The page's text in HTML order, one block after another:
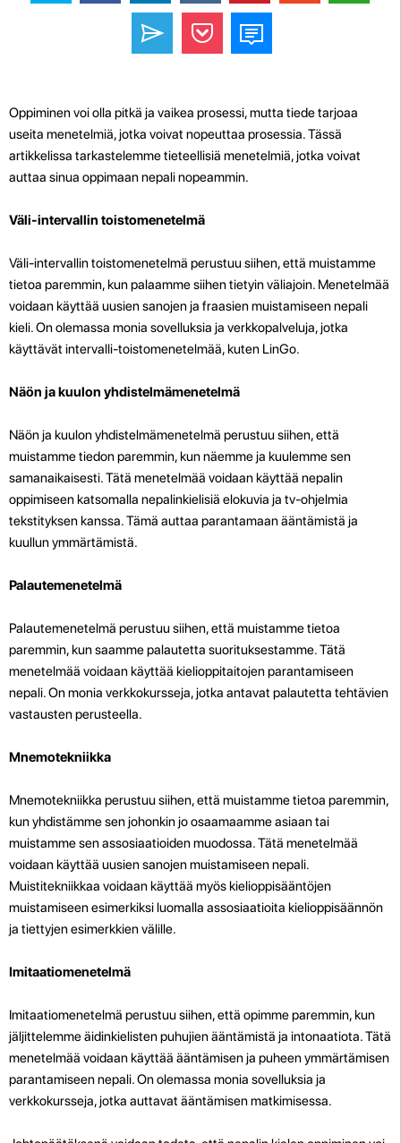
Oppiminen voi olla pitkä ja vaikea prosessi, mutta tiede tarjoaa
useita menetelmiä, jotka voivat nopeuttaa prosessia. Tässä
artikkelissa tarkastelemme tieteellisiä menetelmiä, jotka voivat
auttaa sinua oppimaan nepali nopeammin.
Väli-intervallin toistomenetelmä
Väli-intervallin toistomenetelmä perustuu siihen, että muistamme
tietoa paremmin, kun palaamme siihen tietyin väliajoin. Menetelmää
voidaan käyttää uusien sanojen ja fraasien muistamiseen nepali
kieli. On olemassa monia sovelluksia ja verkkopalveluja, jotka
käyttävät intervalli-toistomenetelmää, kuten LinGo.
Näön ja kuulon yhdistelmämenetelmä
Näön ja kuulon yhdistelmämenetelmä perustuu siihen, että
muistamme tiedon paremmin, kun näemme ja kuulemme sen
samanaikaisesti. Tätä menetelmää voidaan käyttää nepalin
oppimiseen katsomalla nepalinkielisiä elokuvia ja tv-ohjelmia
tekstityksen kanssa. Tämä auttaa parantamaan ääntämistä ja
kuullun ymmärtämistä.
Palautemenetelmä
Palautemenetelmä perustuu siihen, että muistamme tietoa
paremmin, kun saamme palautetta suorituksestamme. Tätä
menetelmää voidaan käyttää kielioppitaitojen parantamiseen
nepali. On monia verkkokursseja, jotka antavat palautetta tehtävien
vastausten perusteella.
Mnemotekniikka
Mnemotekniikka perustuu siihen, että muistamme tietoa paremmin,
kun yhdistämme sen johonkin jo osaamaamme asiaan tai
muistamme sen assosiaatioiden muodossa. Tätä menetelmää
voidaan käyttää uusien sanojen muistamiseen nepali.
Muistitekniikkaa voidaan käyttää myös kielioppisääntöjen
muistamiseen esimerkiksi luomalla assosiaatioita kielioppisäännön
ja tiettyjen esimerkkien välille.
Imitaatiomenetelmä
Imitaatiomenetelmä perustuu siihen, että opimme paremmin, kun
jäljittelemme äidinkielisten puhujien ääntämistä ja intonaatiota. Tätä
menetelmää voidaan käyttää ääntämisen ja puheen ymmärtämisen
parantamiseen nepali. On olemassa monia sovelluksia ja
verkkokursseja, jotka auttavat ääntämisen matkimisessa.